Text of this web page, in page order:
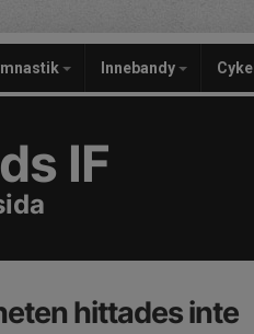
Innebandy Cykel
IF
hittades inte